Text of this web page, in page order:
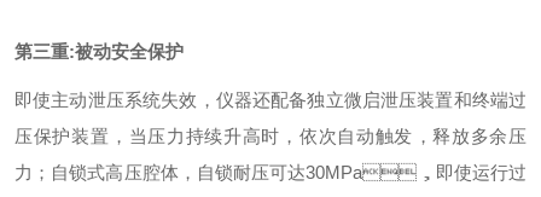
第三重:被动安全保护
即使主动泄压系统失效，仪器还配备独立微启泄压装置和终端过
压保护装置，当压力持续升高时，依次自动触发，释放多余压
力；自锁式高压腔体，自锁耐压可达30MPa，即使运行过